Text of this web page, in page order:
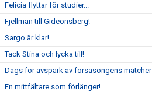
Felicia flyttar för studier...
Fjellman till Gideonsberg!
Sargo är klar!
Tack Stina och lycka till!
Dags för avspark av försäsongens matcher
En mittfältare som förlänger!